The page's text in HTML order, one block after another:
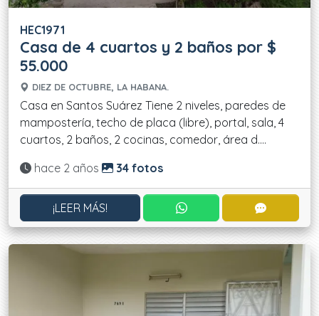
HEC1971
Casa de 4 cuartos y 2 baños por $
55.000
DIEZ DE OCTUBRE, LA HABANA.
Casa en Santos Suárez Tiene 2 niveles, paredes de
mampostería, techo de placa (libre), portal, sala, 4
cuartos, 2 baños, 2 cocinas, comedor, área d....
Actualizado:
hace 2 años 34 fotos
¡LEER MÁS! CONTACTAR POR